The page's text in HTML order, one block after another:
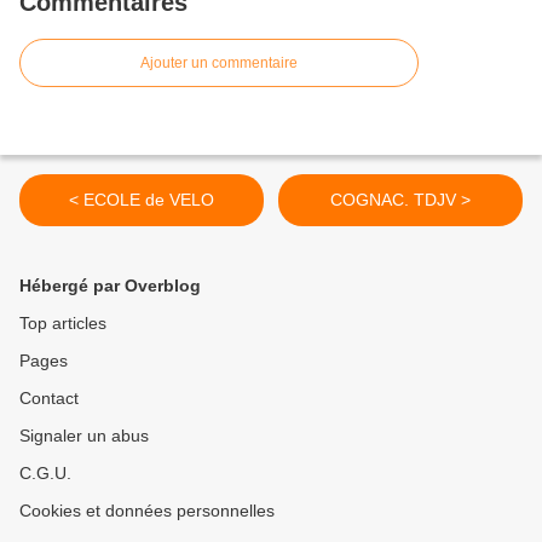
Ajouter un commentaire
< ECOLE de VELO COGNAC. TDJV >
Hébergé par Overblog
Top articles
Pages
Contact
Signaler un abus
C.G.U.
Cookies et données personnelles